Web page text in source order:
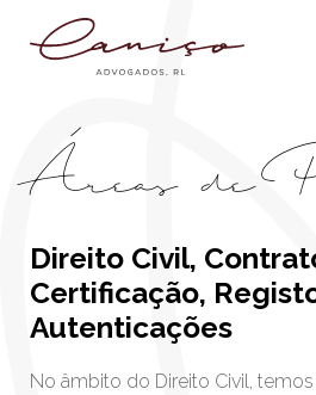
Áreas de
Direito Civil,
Certificação,
Autenticações
No âmbito do Direito Civil,